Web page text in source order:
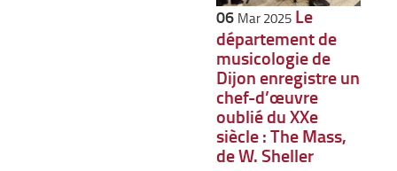
06 Mar 2025 Le
département de
musicologie de
Dijon enregistre un
chef-d’œuvre
oublié du XXe
siècle : The Mass,
de W. Sheller